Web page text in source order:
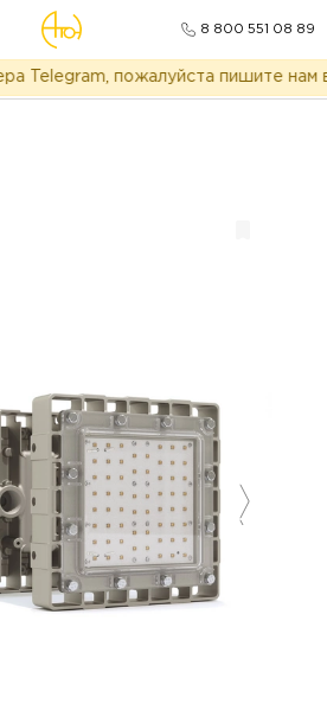
8 800 551 08 89
пожалуйста пишите нам в